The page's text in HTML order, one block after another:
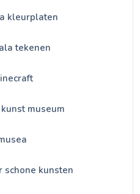
kleurplaten
tekenen
museum
schone kunsten